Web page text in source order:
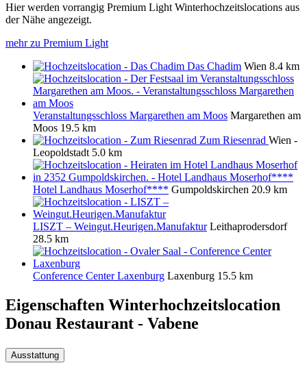
Hier werden vorrangig Premium Light Winterhochzeitslocations aus
der Nähe angezeigt.
mehr zu Premium Light
Das Chadim Wien 8.4 km
Veranstaltungsschloss Margarethen am Moos Margarethen am
Moos 19.5 km
Zum Riesenrad Wien -
Leopoldstadt 5.0 km
Hotel Landhaus Moserhof**** Gumpoldskirchen 20.9 km
LISZT – Weingut.Heurigen.Manufaktur Leithaprodersdorf
28.5 km
Conference Center Laxenburg Laxenburg 15.5 km
Eigenschaften Winterhochzeitslocation
Donau Restaurant - Vabene
Ausstattung